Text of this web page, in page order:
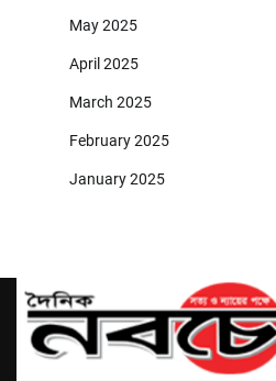
May 2025
April 2025
March 2025
February 2025
January 2025